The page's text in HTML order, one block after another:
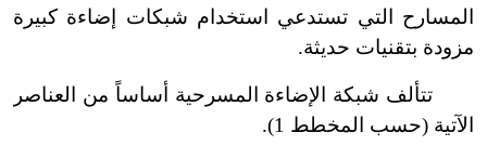
المسارح التي تستدعي استخدام شبكات إضاءة كبيرة
مزودة بتقنيات حديثة.
تتألف شبكة الإضاءة المسرحية أساساً من العناصر
الآتية (حسب المخطط 1).